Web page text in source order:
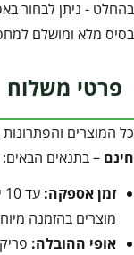
בהחלט - ניתן לבחור
בסיס מלא ומושלם
פרטי משלוח
כל המוצרים
חינם – בתנאים הבאים:
זמן אספקה:
מוצרים בהזמנה
אופי ההובלה: